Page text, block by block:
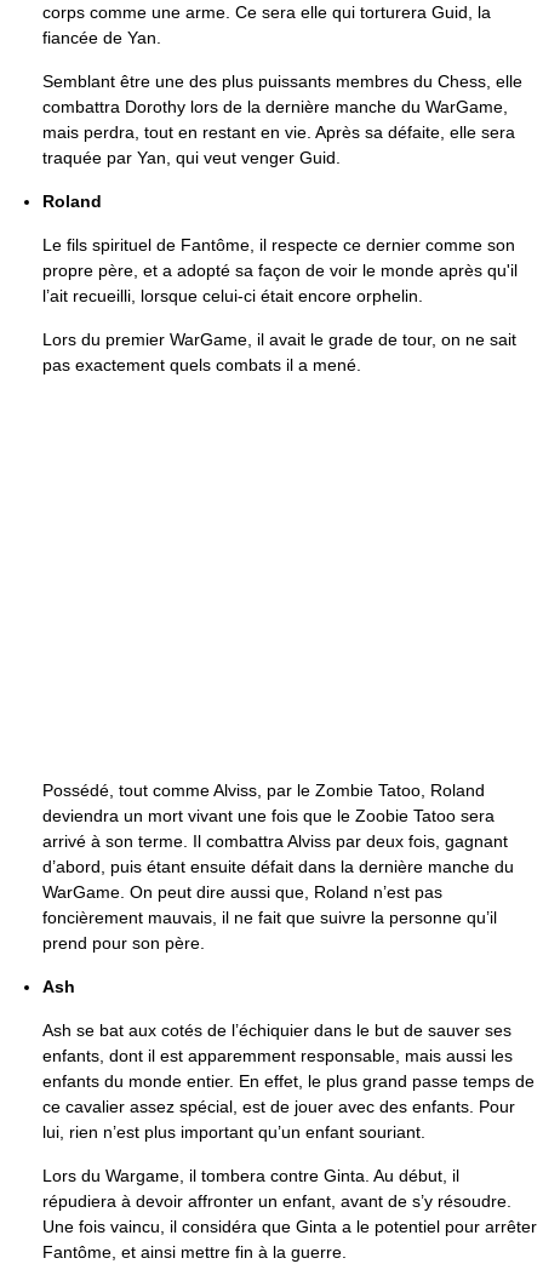
corps comme une arme. Ce sera elle qui torturera Guid, la
fiancée de Yan.
Semblant être une des plus puissants membres du Chess, elle
combattra Dorothy lors de la dernière manche du WarGame,
mais perdra, tout en restant en vie. Après sa défaite, elle sera
traquée par Yan, qui veut venger Guid.
Roland
Le fils spirituel de Fantôme, il respecte ce dernier comme son
propre père, et a adopté sa façon de voir le monde après qu'il
l’ait recueilli, lorsque celui-ci était encore orphelin.
Lors du premier WarGame, il avait le grade de tour, on ne sait
pas exactement quels combats il a mené.
Possédé, tout comme Alviss, par le Zombie Tatoo, Roland
deviendra un mort vivant une fois que le Zoobie Tatoo sera
arrivé à son terme. Il combattra Alviss par deux fois, gagnant
d’abord, puis étant ensuite défait dans la dernière manche du
WarGame. On peut dire aussi que, Roland n’est pas
foncièrement mauvais, il ne fait que suivre la personne qu’il
prend pour son père.
Ash
Ash se bat aux cotés de l’échiquier dans le but de sauver ses
enfants, dont il est apparemment responsable, mais aussi les
enfants du monde entier. En effet, le plus grand passe temps de
ce cavalier assez spécial, est de jouer avec des enfants. Pour
lui, rien n’est plus important qu’un enfant souriant.
Lors du Wargame, il tombera contre Ginta. Au début, il
répudiera à devoir affronter un enfant, avant de s’y résoudre.
Une fois vaincu, il considéra que Ginta a le potentiel pour arrêter
Fantôme, et ainsi mettre fin à la guerre.